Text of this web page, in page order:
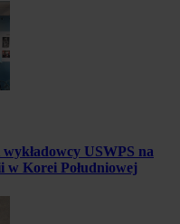
USWPS na
w Korei Południowej